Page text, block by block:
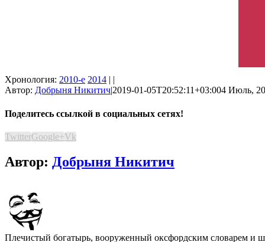
Хронология: 2010-е 2014 | |
Автор: Добрыня Никитич|2019-01-05T20:52:11+03:004 Июль,
Поделитесь ссылкой в социальных сетях!
TwitterGoogle+Vk
Автор: Добрыня Никитич
Плечистый богатырь, вооруженный оксфордским словарем и